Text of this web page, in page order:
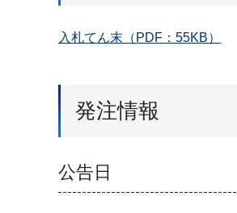
入札てん末（PDF：55KB）
発注情報
公告日